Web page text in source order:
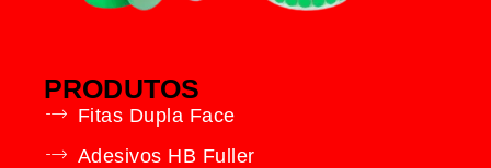
PRODUTOS
Fitas Dupla Face
Adesivos HB Fuller